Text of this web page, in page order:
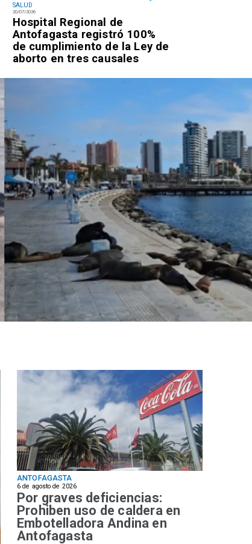
SALUD
20/07/2026
Hospital Regional de
Antofagasta registró 100%
de cumplimiento de la Ley de
aborto en tres causales
ANTOFAGASTA
6 de agosto de 2026
Por graves deficiencias:
Prohiben uso de caldera en
Embotelladora Andina en
Antofagasta